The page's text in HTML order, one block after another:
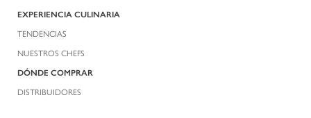
EXPERIENCIA CULINARIA
TENDENCIAS
NUESTROS CHEFS
DÓNDE COMPRAR
DISTRIBUIDORES